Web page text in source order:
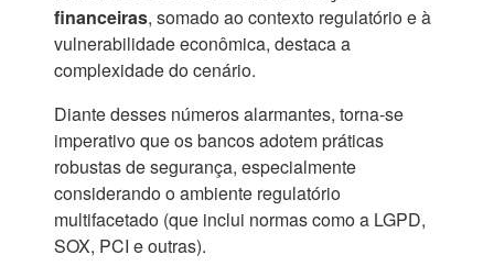
financeiras, somado ao contexto regulatório e à
vulnerabilidade econômica, destaca a
complexidade do cenário.
Diante desses números alarmantes, torna-se
imperativo que os bancos adotem práticas
robustas de segurança, especialmente
considerando o ambiente regulatório
multifacetado (que inclui normas como a LGPD,
SOX, PCI e outras).